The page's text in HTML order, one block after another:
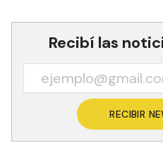
Recibí las
RECIBIR